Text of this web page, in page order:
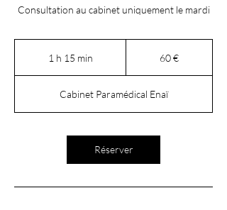
Consultation au cabinet uniquement le mardi
1 h 15 min
m
i
60 €
Cabinet Paramédical Enaï
Réserver